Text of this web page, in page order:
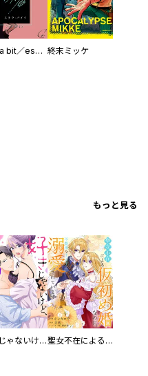
Stella bit／es【単話版】 終末ミッケ
もっと見る
好きじゃないけど、抱いてください【電子単行本版／特典おまけ付き】 聖女不在による仮初め婚なのに、不器用な王太子に溺愛されています【電子単行本版／特典おまけ付き】